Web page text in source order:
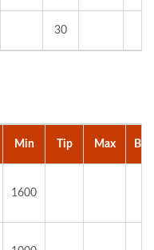
30
Min Tip Max
1600